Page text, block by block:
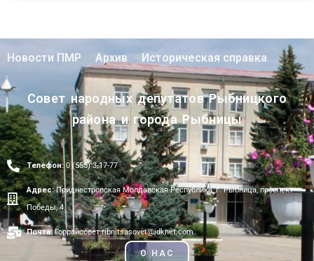
Новости ПМР Архив Историческая справка
Совет народных депутатов Рыбницкого
района и города Рыбницы
Телефон:0 (555) 3-17-77
Адрес:Приднестровская Молдавская Республика, г. Рыбница, проспект
Победы, 4.
Почта:Горрайсовет ribnitsasovet@idknet.com
О НАС